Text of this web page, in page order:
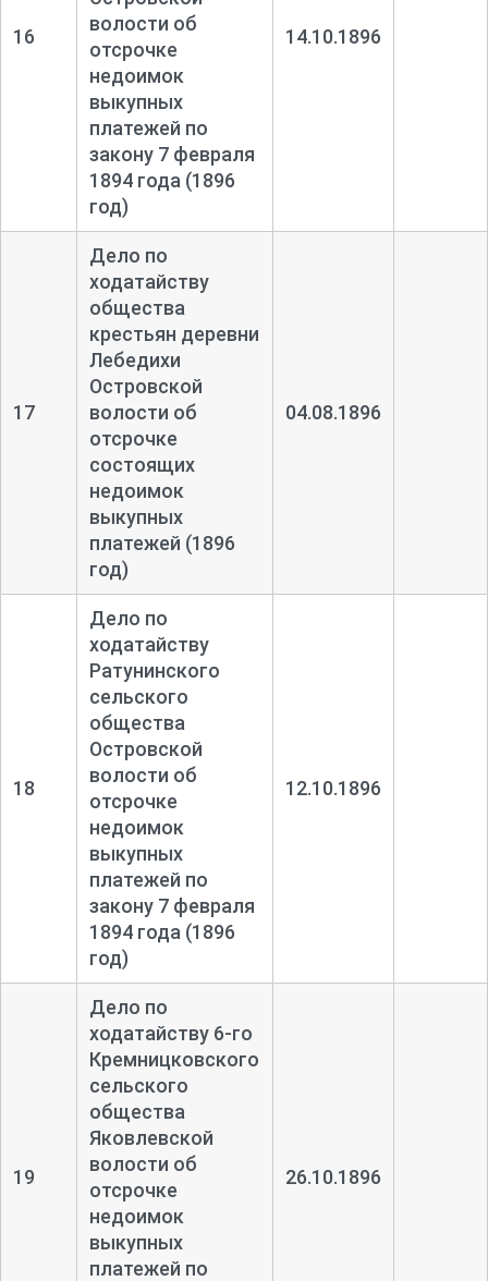
16
волости об
отсрочке
недоимок
выкупных
платежей по
закону 7 февраля
1894 года (1896
год)
14.10.1896
17
Дело по
ходатайству
общества
крестьян деревни
Лебедихи
Островской
волости об
отсрочке
состоящих
недоимок
выкупных
платежей (1896
год)
04.08.1896
18
Дело по
ходатайству
Ратунинского
сельского
общества
Островской
волости об
отсрочке
недоимок
выкупных
платежей по
закону 7 февраля
1894 года (1896
год)
12.10.1896
19
Дело по
ходатайству 6-го
Кремницковского
сельского
общества
Яковлевской
волости об
отсрочке
недоимок
выкупных
платежей по
26.10.1896